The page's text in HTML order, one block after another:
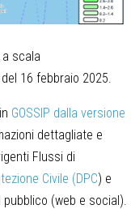
a scala
16 febbraio 2025.
GOSSIP dalla versione
dettagliate e
Flussi di
Civile (DPC) e
(web e social).